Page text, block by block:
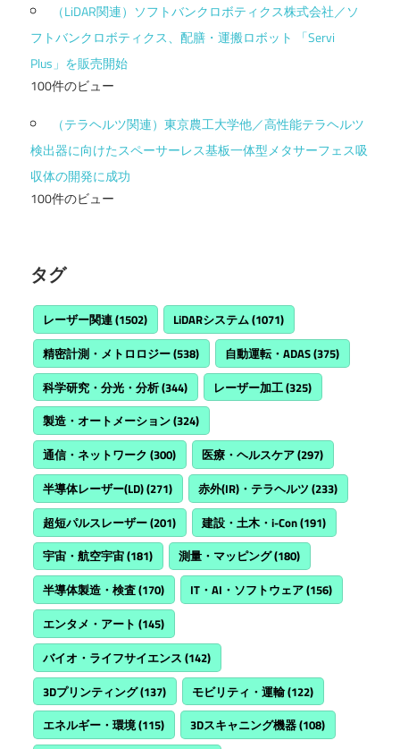
（LiDAR関連）ソフトバンクロボティクス株式会社／ソ
フトバンクロボティクス、配膳・運搬ロボット 「Servi
Plus」を販売開始
100件のビュー
（テラヘルツ関連）東京農工大学他／高性能テラヘルツ
検出器に向けたスペーサーレス基板一体型メタサーフェス吸
収体の開発に成功
100件のビュー
タグ
レーザー関連(1502) LiDARシステム(1071)
精密計測・メトロロジー(538) 自動運転・ADAS(375)
科学研究・分光・分析(344) レーザー加工(325)
製造・オートメーション(324)
通信・ネットワーク (300) 医療・ヘルスケア(297)
半導体レーザー(LD)(271) 赤外(IR)・テラヘルツ (233)
超短パルスレーザー(201) 建設・土木・i-Con(191)
宇宙・航空宇宙(181) 測量・マッピング(180)
半導体製造・検査(170) IT・AI・ソフトウェア(156)
エンタメ・アート (145)
バイオ・ライフサイエンス (142)
3Dプリンティング(137) モビリティ・運輸(122)
エネルギー・環境(115) 3Dスキャニング機器(108)